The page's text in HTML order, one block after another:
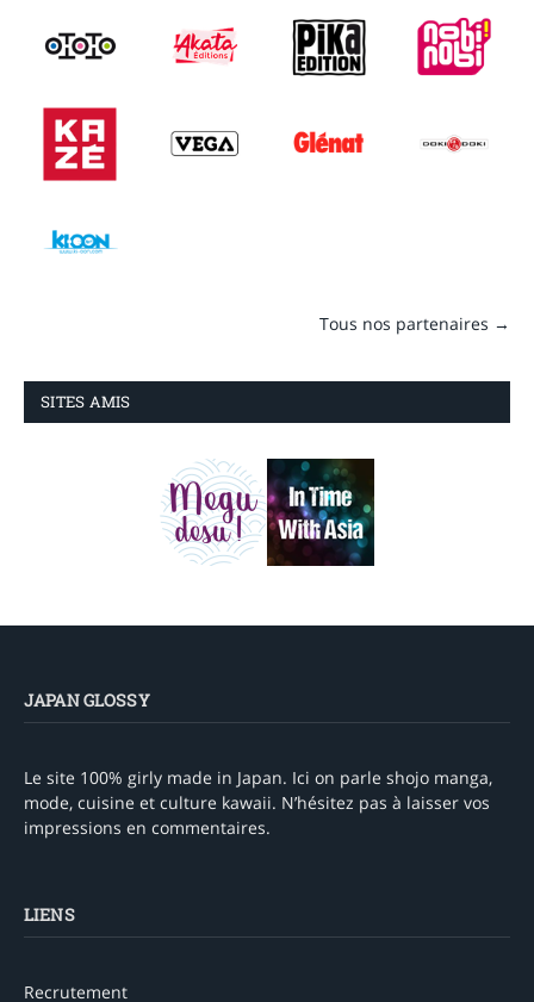
Tous nos partenaires →
SITES AMIS
JAPAN GLOSSY
Le site 100% girly made in Japan. Ici on parle shojo manga,
mode, cuisine et culture kawaii. N’hésitez pas à laisser vos
impressions en commentaires.
LIENS
Recrutement